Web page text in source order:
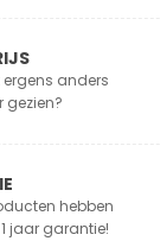
ergens anders
gezien?
hebben
jaar garantie!